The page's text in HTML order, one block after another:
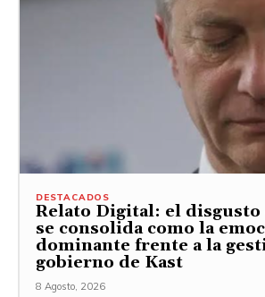
DESTACADOS
Relato Digital: el disgusto
se consolida como la
dominante frente a la
gobierno de Kast
8 Agosto, 2026